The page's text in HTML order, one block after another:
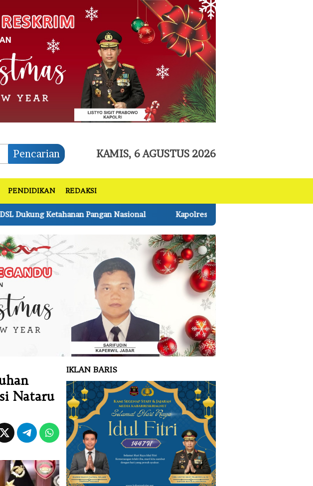
Pencarian KAMIS, 6 AGUSTUS 2026
PENDIDIKAN REDAKSI
Nasional Kapolres Pelalawan Lantik Pengurus Bhuwana Lestari SMAN 1
Nataru
IKLAN BARIS